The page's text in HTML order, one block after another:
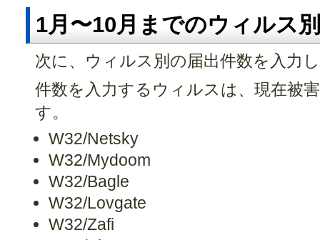
1月〜10月までのウィルス
次に、ウィルス別の届出件数を入力
件数を入力するウィルスは、現在被
す。
W32/Netsky
W32/Mydoom
W32/Bagle
W32/Lovgate
W32/Zafi